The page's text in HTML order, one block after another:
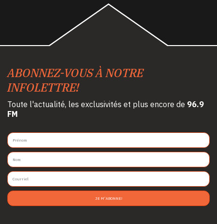
ABONNEZ-VOUS À NOTRE
INFOLETTRE!
Toute l'actualité, les exclusivités et plus encore de 96.9
FM
JE M'ABONNE!